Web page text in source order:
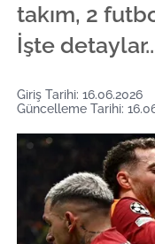
takım, 2
İşte
Giriş Tarihi: 16.06.2026
Güncelleme Tarihi: